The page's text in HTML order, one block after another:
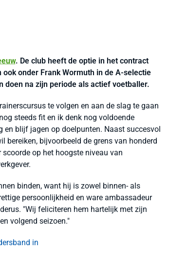
. De club heeft de optie in het contract
onder Frank Wormuth in de A-selectie
doen na zijn periode als actief voetballer.
te volgen en aan de slag te gaan
steeds fit en ik denk nog voldoende
en blijf jagen op doelpunten. Naast succesvol
bereiken, bijvoorbeeld de grens van honderd
scoorde op het hoogste niveau van
binden, want hij is zowel binnen- als
persoonlijkheid en ware ambassadeur
"Wij feliciteren hem hartelijk met zijn
volgend seizoen."
in